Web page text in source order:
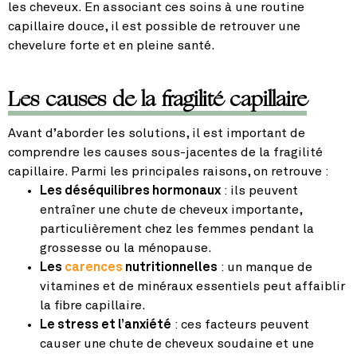
les cheveux. En associant ces soins à une routine
capillaire douce, il est possible de retrouver une
chevelure forte et en pleine santé.
Les causes de la fragilité capillaire
Avant d’aborder les solutions, il est important de
comprendre les causes sous-jacentes de la fragilité
capillaire. Parmi les principales raisons, on retrouve :
Les déséquilibres hormonaux : ils peuvent
entraîner une chute de cheveux importante,
particulièrement chez les femmes pendant la
grossesse ou la ménopause.
Les carences nutritionnelles : un manque de
vitamines et de minéraux essentiels peut affaiblir
la fibre capillaire.
Le stress et l’anxiété : ces facteurs peuvent
causer une chute de cheveux soudaine et une